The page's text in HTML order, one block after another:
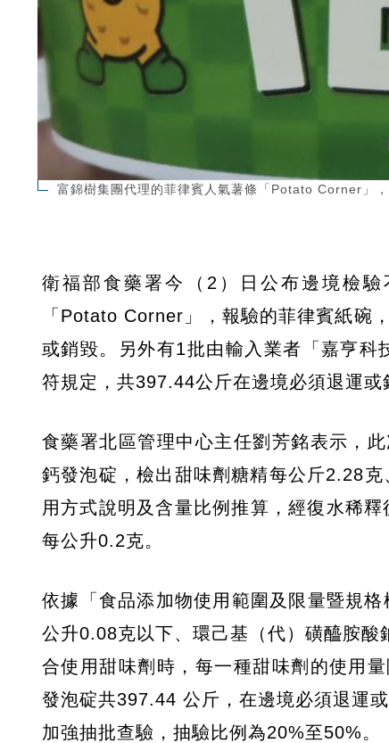
富錦樹集團代理的菲律賓人氣薯條「Potato Corner」
衛福部食藥署今（2）日公布邊境檢
「Potato Corner」，報驗的菲律賓紙碗
或銷毀。另外有1批由輸入業者「嘉亨科
符規定，共397.44公斤在邊境必須退運或
食藥署北區管理中心主任劉芳銘表示，
鈣發泡碇，檢出甜味劑糖精每公斤2.28
用方式說明及含量比例推算，經復水稀
每公升0.2克。
依據「食品添加物使用範圍及限量暨規
公升0.08克以下、環己基（代）磺醯胺
合使用甜味劑時，每一種甜味劑的使用
發泡碇共397.44 公斤，在邊境必須退運
加強抽批查驗，抽驗比例為20%至50%。